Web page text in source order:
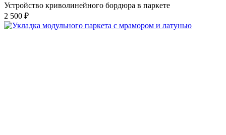
Устройство криволинейного бордюра в паркете
2 500 ₽